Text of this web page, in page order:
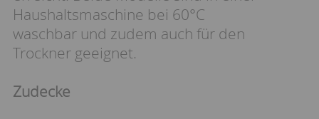
Haushaltsmaschine bei 60°C
waschbar und zudem auch für den
Trockner geeignet.
Zudecke